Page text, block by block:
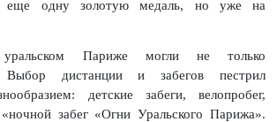
еще одну золотую медаль, но уже на
уральском Париже могли не только
Выбор дистанции и забегов пестрил
детские забеги, велопробег,
забег «Огни Уральского Парижа».